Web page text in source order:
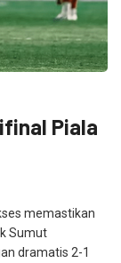
Piala
memastikan
Sumut
dramatis 2-1